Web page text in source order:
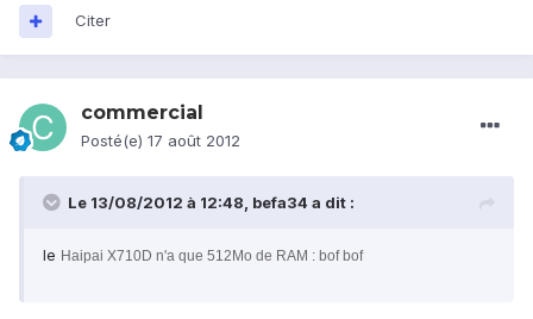
Citer
commercial
Posté(e) 17 août 2012
Le 13/08/2012 à 12:48, befa34 a dit :
le Haipai X710D n'a que 512Mo de RAM : bof bof